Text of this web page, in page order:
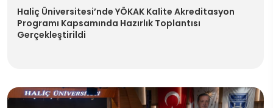
Haliç Üniversitesi’nde YÖKAK Kalite Akreditasyon
Programı Kapsamında Hazırlık Toplantısı
Gerçekleştirildi